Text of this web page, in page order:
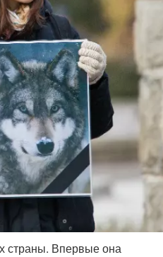
страны. Впервые она